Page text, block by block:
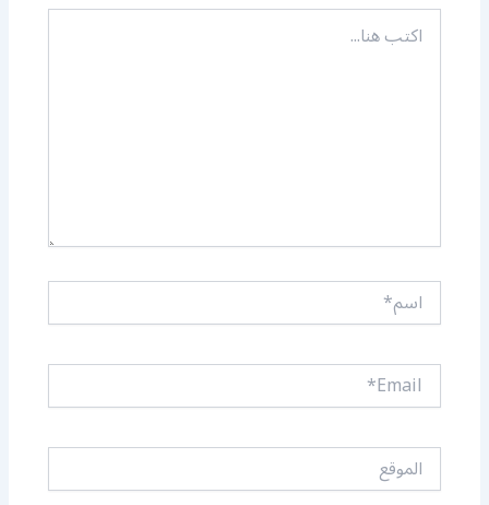
اكتب
هنا...
اسم*
Email*
الموقع